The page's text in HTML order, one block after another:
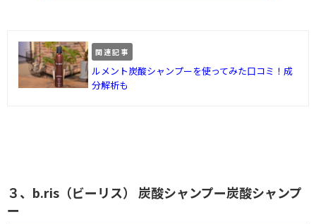
関連記事
ルメント炭酸シャンプーを使ってみた口コミ！成
分解析も
３、b.ris（ビーリス） 炭酸シャンプー炭酸シャンプ
ー